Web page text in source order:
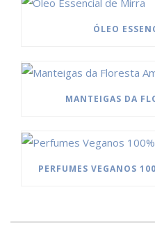
ÓLEO
MANTEIGAS DA
PERFUMES VEGANOS